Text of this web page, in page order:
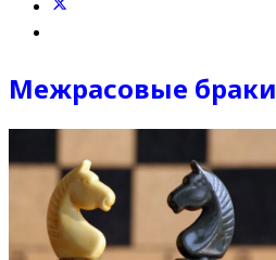
Межрасовые браки